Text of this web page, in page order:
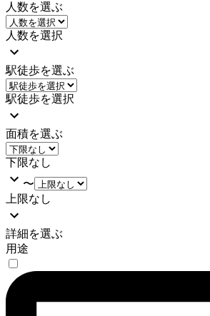
人数を選ぶ
人数を選択
駅徒歩を選ぶ
駅徒歩を選択
面積を選ぶ
下限なし
〜
上限なし
詳細を選ぶ
用途